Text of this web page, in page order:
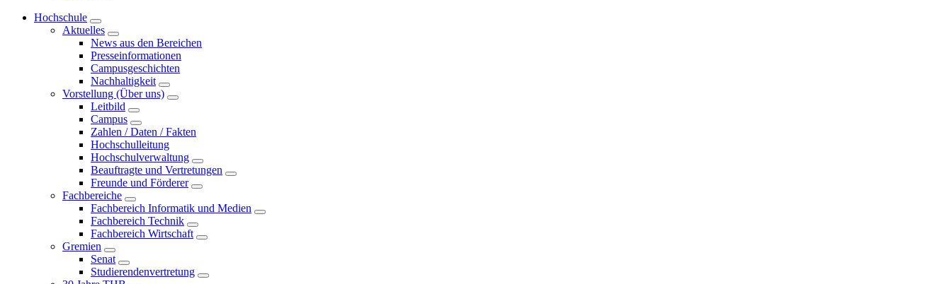
Hochschule
Aktuelles
News aus den Bereichen
Presseinformationen
Campusgeschichten
Nachhaltigkeit
Vorstellung (Über uns)
Leitbild
Campus
Zahlen / Daten / Fakten
Hochschulleitung
Hochschulverwaltung
Beauftragte und Vertretungen
Freunde und Förderer
Fachbereiche
Fachbereich Informatik und Medien
Fachbereich Technik
Fachbereich Wirtschaft
Gremien
Senat
Studierendenvertretung